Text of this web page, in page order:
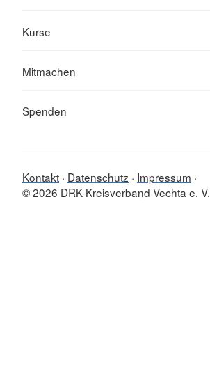
Kurse
Mitmachen
Spenden
Kontakt Datenschutz
Impressum
© 2026 DRK-Kreisverband Vechta e. V.